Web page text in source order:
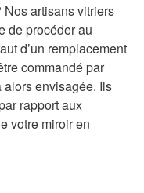
artisans vitriers
de procéder au
d’un remplacement
commandé par
envisagée. Ils
rapport aux
votre miroir en